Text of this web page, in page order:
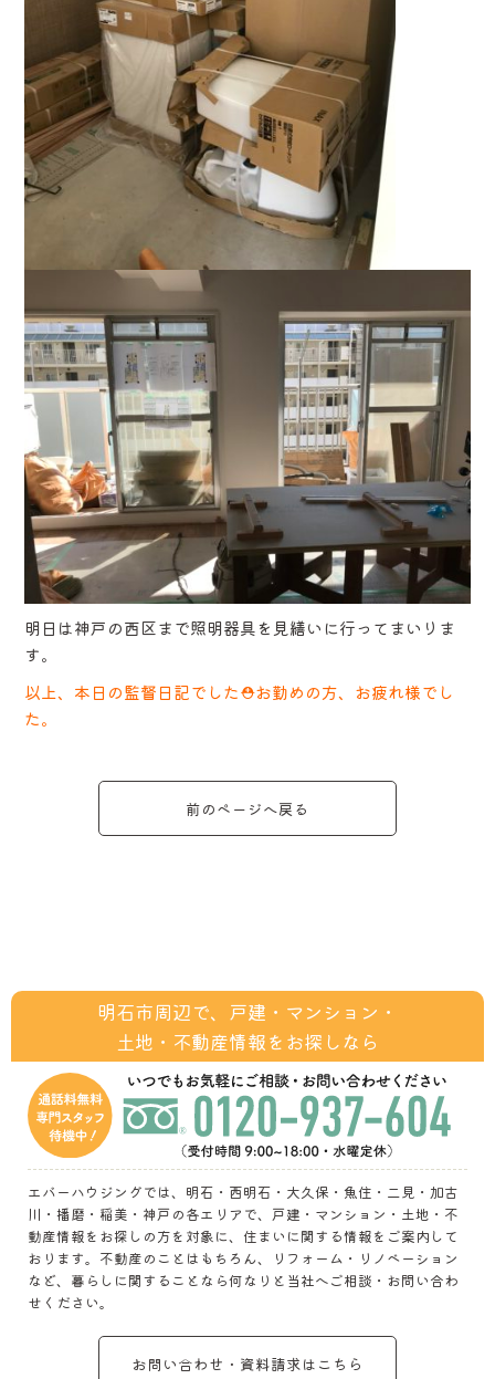
明日は神戸の西区まで照明器具を見繕いに行ってまいりま
す。
以上、本日の監督日記でした⛑お勤めの方、お疲れ様でし
た。
前のページへ戻る
明石市周辺で、戸建・マンション・
土地・不動産情報をお探しなら
エバーハウジングでは、明石・西明石・大久保・魚住・二見・加古
川・播磨・稲美・神戸の各エリアで、戸建・マンション・土地・不
動産情報をお探しの方を対象に、住まいに関する情報をご案内して
おります。不動産のことはもちろん、リフォーム・リノベーション
など、暮らしに関することなら何なりと当社へご相談・お問い合わ
せください。
お問い合わせ・資料請求はこちら